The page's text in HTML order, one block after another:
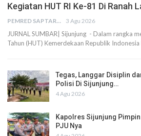
Kegiatan HUT RI Ke-81 Di Ranah
PEMRED SAPTARIUS 3 Agu 2026
JURNAL SUMBAR| Sijunjung - Dalam rangka
Tahun (HUT) Kemerdekaan Republik
Tegas, Langgar Disiplin
Polisi Di Sijunjung…
4 Agu 2026
Kapolres Sijunjung
PJU Nya